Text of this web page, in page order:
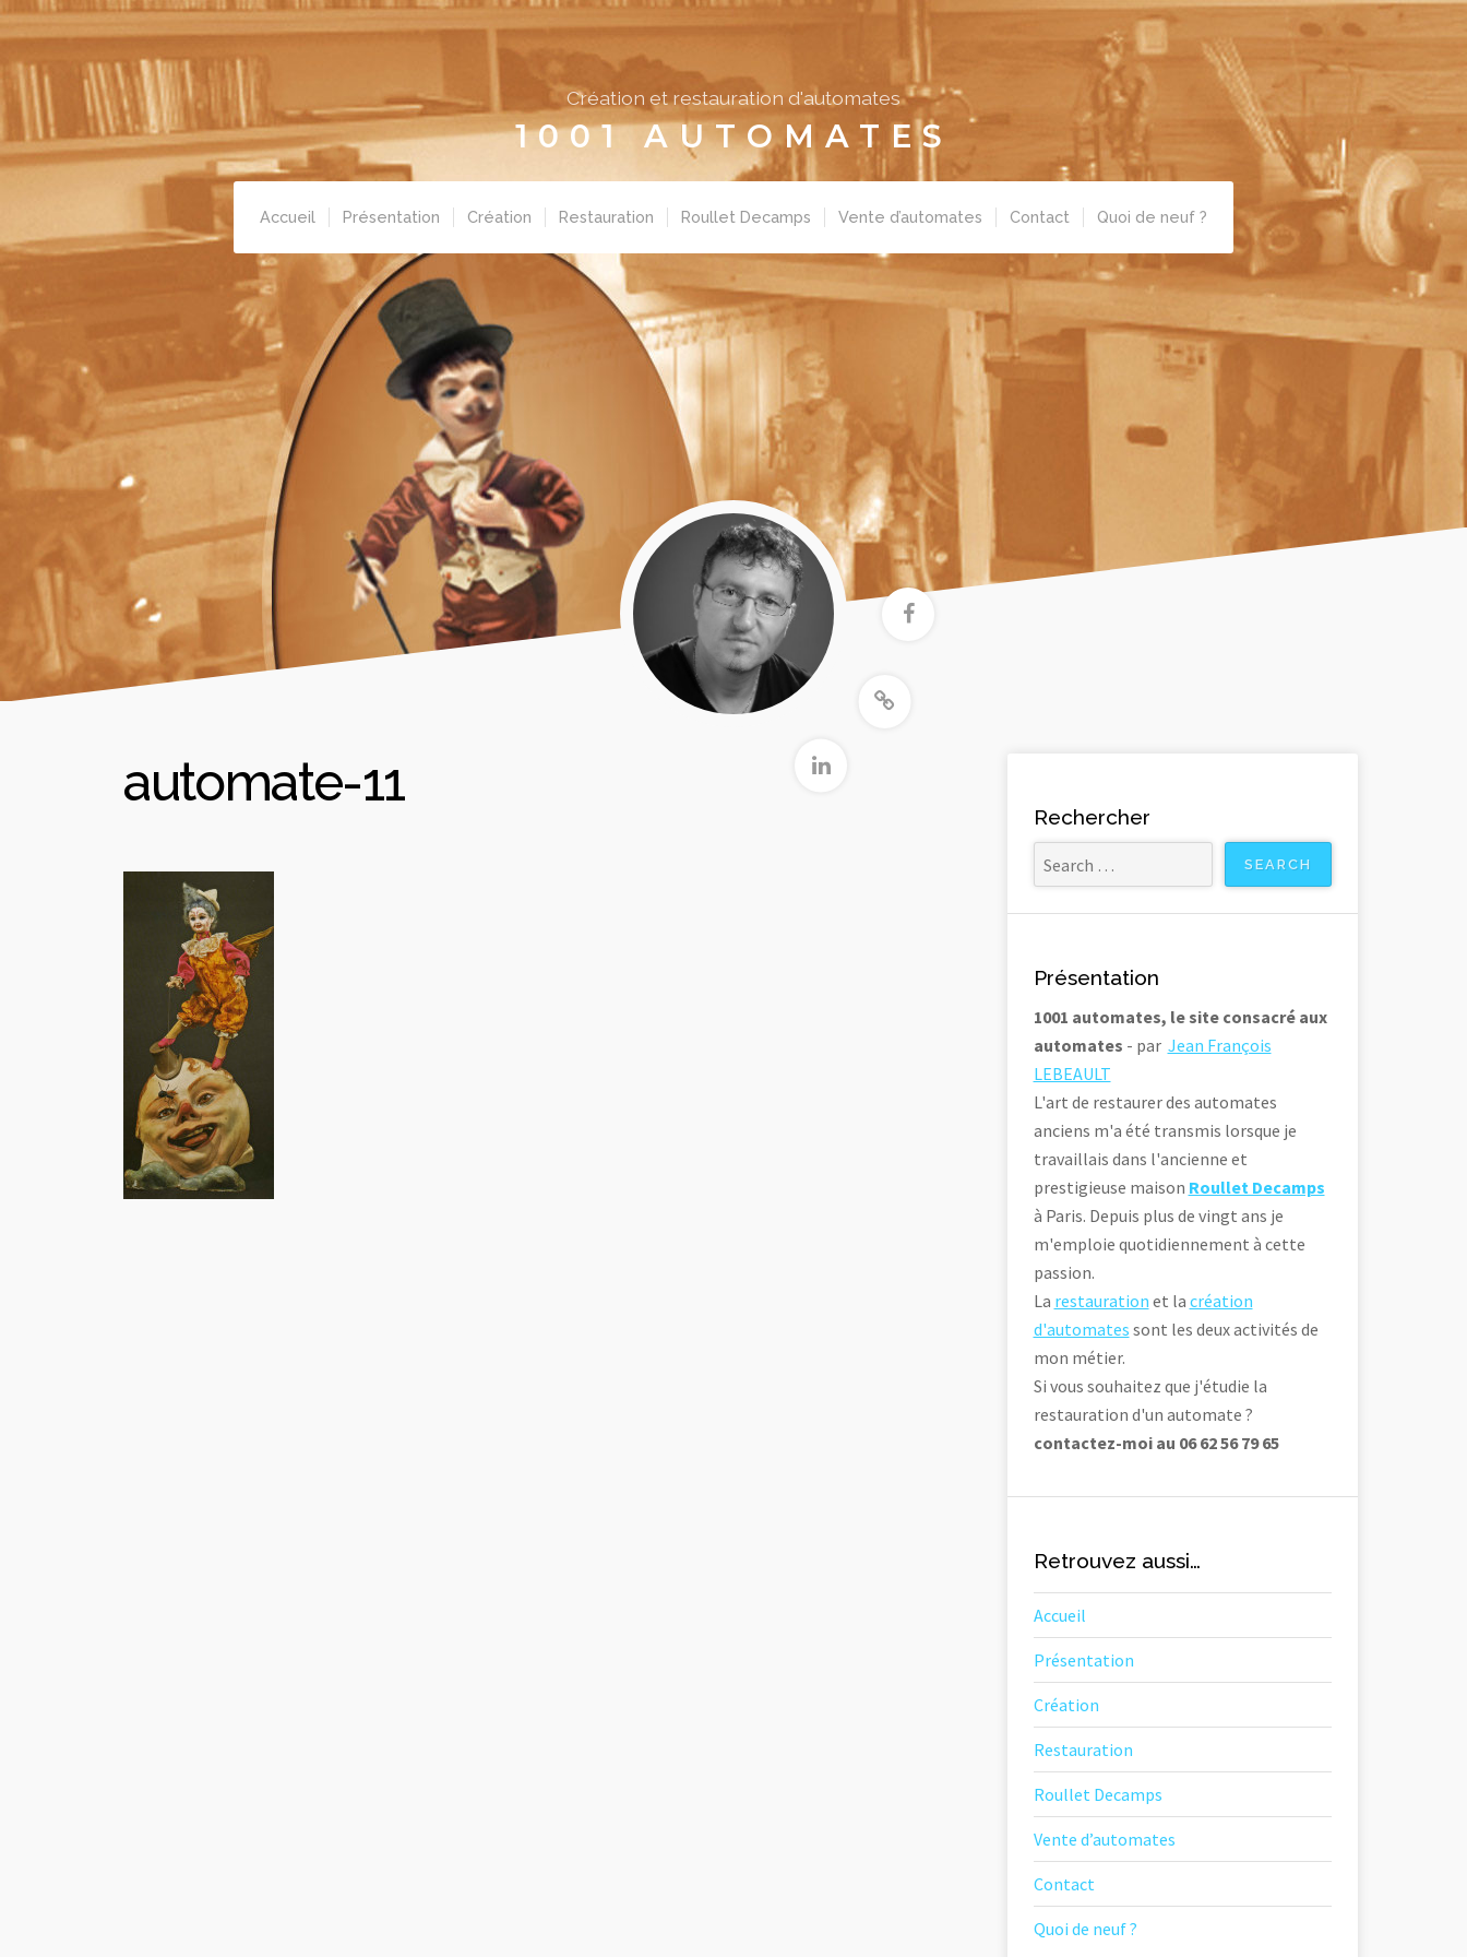
Création et restauration d'automates
1001 AUTOMATES
Accueil Présentation Création Restauration Roullet Decamps Vente d’automates Contact Quoi de neuf ?
automate-11
Rechercher
Présentation
1001 automates, le site consacré aux
automates - par Jean François
LEBEAULT
L'art de restaurer des automates
anciens m'a été transmis lorsque je
travaillais dans l'ancienne et
prestigieuse maison Roullet Decamps
à Paris. Depuis plus de vingt ans je
m'emploie quotidiennement à cette
passion.
La restauration et la création
d'automates sont les deux activités de
mon métier.
Si vous souhaitez que j'étudie la
restauration d'un automate ?
contactez-moi au 06 62 56 79 65
Retrouvez aussi…
Accueil
Présentation
Création
Restauration
Roullet Decamps
Vente d’automates
Contact
Quoi de neuf ?